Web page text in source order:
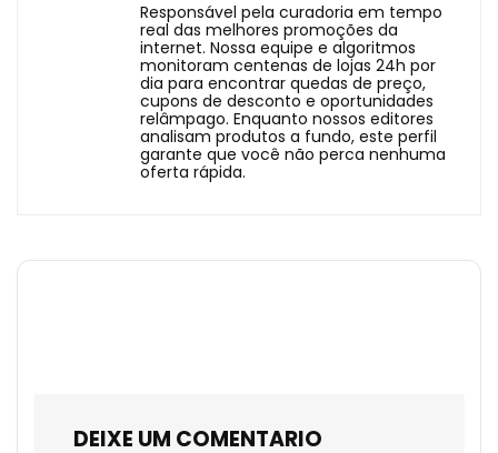
Responsável pela curadoria em tempo
real das melhores promoções da
internet. Nossa equipe e algoritmos
monitoram centenas de lojas 24h por
dia para encontrar quedas de preço,
cupons de desconto e oportunidades
relâmpago. Enquanto nossos editores
analisam produtos a fundo, este perfil
garante que você não perca nenhuma
oferta rápida.
DEIXE UM COMENTARIO